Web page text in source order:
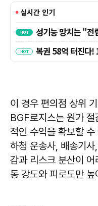
이 경우 편의점 상위
BGF로지스는 원가
적인 수익을 확보할
하청 운송사, 배송기
감과 리스크 분산이
동 강도와 피로도만